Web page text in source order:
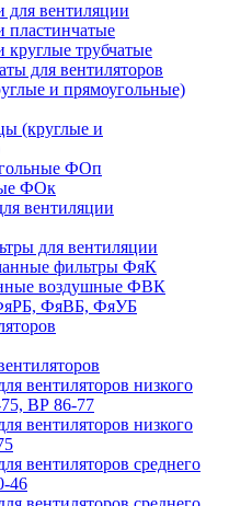
вентиляции
трубчатые
для вентиляторов
и прямоугольные)
(круглые и
ФОп
ФОк
вентиляции
для вентиляции
фильтры ФяК
воздушные ФВК
ФяВБ, ФяУБ
вентиляторов низкого
ВР 86-77
вентиляторов низкого
вентиляторов среднего
46